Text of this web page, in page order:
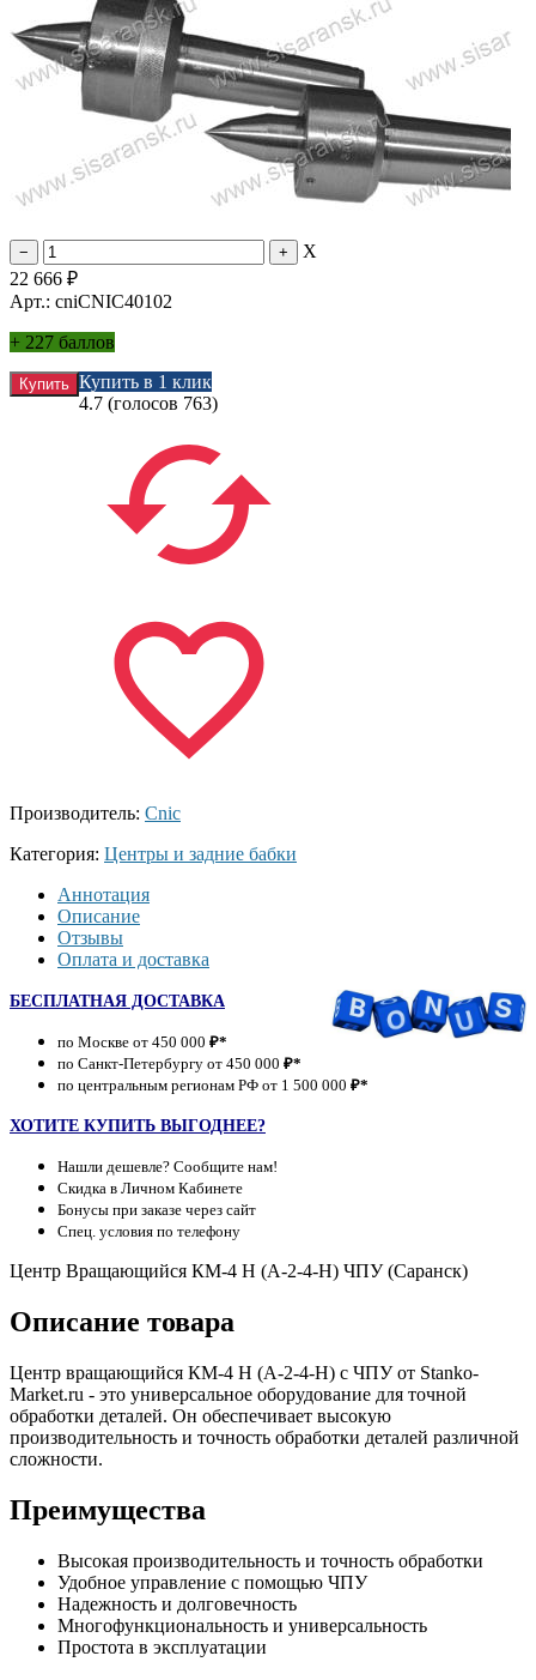
X
22 666 ₽
Арт.: cniCNIC40102
+ 227 баллов
Купить в 1 клик
4.7 (голосов 763)
Производитель: Cnic
Категория: Центры и задние бабки
Аннотация
Описание
Отзывы
Оплата и доставка
БЕСПЛАТНАЯ ДОСТАВКА
по Москве от 450 000 ₽*
по Санкт-Петербургу от 450 000 ₽*
по центральным регионам РФ от 1 500 000 ₽*
ХОТИТЕ КУПИТЬ ВЫГОДНЕЕ?
Нашли дешевле? Сообщите нам!
Скидка в Личном Кабинете
Бонусы при заказе через сайт
Спец. условия по телефону
Центр Вращающийся КМ-4 Н (А-2-4-Н) ЧПУ (Саранск)
Описание товара
Центр вращающийся КМ-4 Н (А-2-4-Н) с ЧПУ от Stanko-
Market.ru - это универсальное оборудование для точной
обработки деталей. Он обеспечивает высокую
производительность и точность обработки деталей различной
сложности.
Преимущества
Высокая производительность и точность обработки
Удобное управление с помощью ЧПУ
Надежность и долговечность
Многофункциональность и универсальность
Простота в эксплуатации